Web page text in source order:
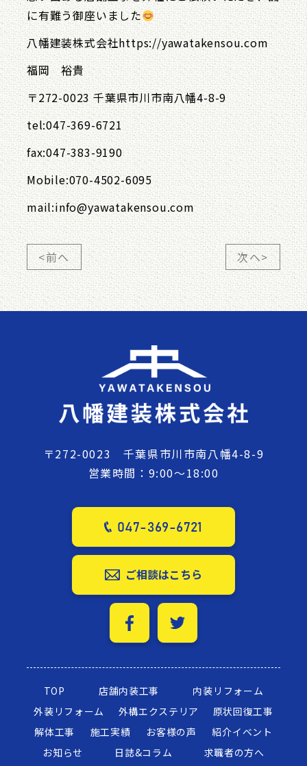
に有難う御座いました
八幡建装株式会社https://yawatakensou.com
福岡 裕貴
〒272-0023 千葉県市川市南八幡4-8-9
tel:047-369-6721
fax:047-383-9190
Mobile:070-4502-6095
mail:info@yawatakensou.com
<前へ 次へ>
〒272-0023 千葉県市川市南八幡4-8-9
営業時間：9:00～18:00
047-369-6721
ご相談はこちら
TOP 店舗内装工事
内装リフォーム
外装リフォーム
外構エクステリア
原状回復工事
解体工事
施工実績 お客様の声
紹介イベント
お知らせ
日誌&コラム 求職者の方へ